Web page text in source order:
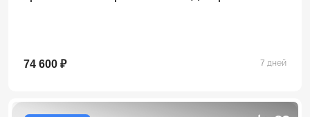
74 600 ₽ 7 дней